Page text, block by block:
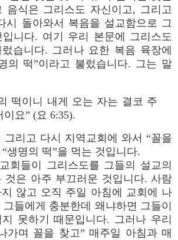
음식은 그리스도 자신이고, 그리고
시 돌아와서 복음을 설교함으로 그
니다. 여기 우리 본문에 그리스도
습니다. 그러나 요한 복음 육장에
의 떡”이라고 불렀습니다. 그는 말
떡이니 내게 오는 자는 결코 주
요” (요 6:35).
그리고 다시 지역교회에 와서 “꼴을
생명의 떡”을 먹는 것입니다.
회들이 그리스도를 그들의 설교의
것은 아주 부끄러운 것입니다. 사람
않고 오직 주일 아침에 교회에 나
들에게 충분한데 왜냐하면 그들이
못하기 때문입니다. 그러나 우리
가며 꼴을 찾고” 매주일 아침과 매